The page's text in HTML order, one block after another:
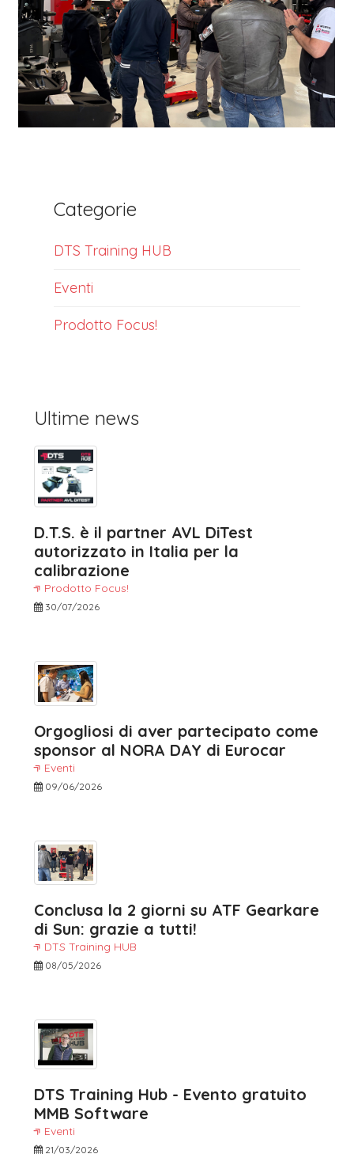
Categorie
DTS Training HUB
Eventi
Prodotto Focus!
Ultime news
D.T.S. è il partner AVL DiTest
autorizzato in Italia per la
calibrazione
Prodotto Focus!
30/07/2026
Orgogliosi di aver partecipato come
sponsor al NORA DAY di Eurocar
Eventi
09/06/2026
Conclusa la 2 giorni su ATF Gearkare
di Sun: grazie a tutti!
DTS Training HUB
08/05/2026
DTS Training Hub - Evento gratuito
MMB Software
Eventi
21/03/2026